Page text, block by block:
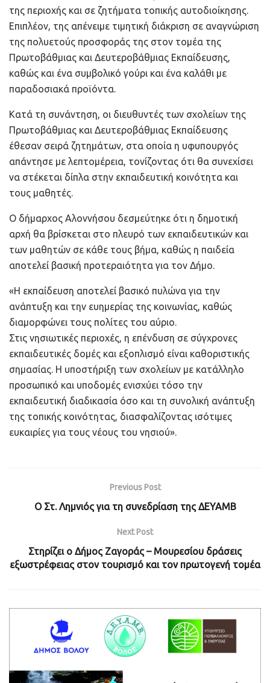
της περιοχής και σε ζητήματα τοπικής αυτοδιοίκησης.
Επιπλέον, της απένειμε τιμητική διάκριση σε αναγνώριση
της πολυετούς προσφοράς της στον τομέα της
Πρωτοβάθμιας και Δευτεροβάθμιας Εκπαίδευσης,
καθώς και ένα συμβολικό γούρι και ένα καλάθι με
παραδοσιακά προϊόντα.
Κατά τη συνάντηση, οι διευθυντές των σχολείων της
Πρωτοβάθμιας και Δευτεροβάθμιας Εκπαίδευσης
έθεσαν σειρά ζητημάτων, στα οποία η υφυπουργός
απάντησε με λεπτομέρεια, τονίζοντας ότι θα συνεχίσει
να στέκεται δίπλα στην εκπαιδευτική κοινότητα και
τους μαθητές.
Ο δήμαρχος Αλοννήσου δεσμεύτηκε ότι η δημοτική
αρχή θα βρίσκεται στο πλευρό των εκπαιδευτικών και
των μαθητών σε κάθε τους βήμα, καθώς η παιδεία
αποτελεί βασική προτεραιότητα για τον Δήμο.
«Η εκπαίδευση αποτελεί βασικό πυλώνα για την
ανάπτυξη και την ευημερίας της κοινωνίας, καθώς
διαμορφώνει τους πολίτες του αύριο.
Στις νησιωτικές περιοχές, η επένδυση σε σύγχρονες
εκπαιδευτικές δομές και εξοπλισμό είναι καθοριστικής
σημασίας. Η υποστήριξη των σχολείων με κατάλληλο
προσωπικό και υποδομές ενισχύει τόσο την
εκπαιδευτική διαδικασία όσο και τη συνολική ανάπτυξη
της τοπικής κοινότητας, διασφαλίζοντας ισότιμες
ευκαιρίες για τους νέους του νησιού».
Previous Post
Ο Στ. Λημνιός για τη συνεδρίαση της ΔΕΥΑΜΒ
Next Post
Στηρίζει ο Δήμος Ζαγοράς – Μουρεσίου δράσεις
εξωστρέφειας στον τουρισμό και τον πρωτογενή τομέα